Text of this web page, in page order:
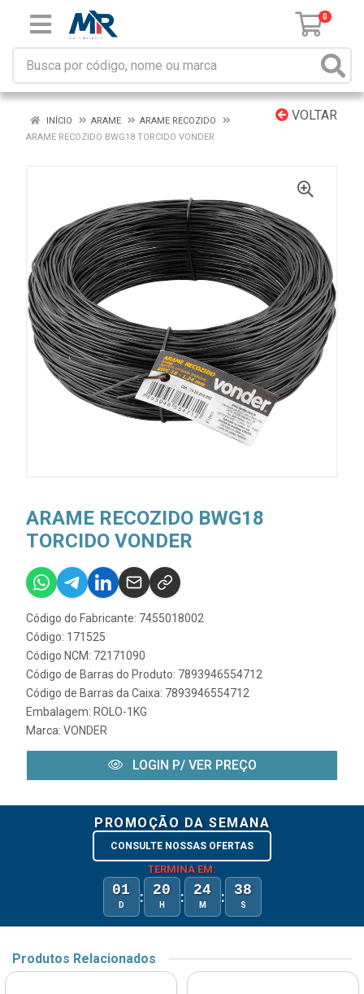
0
VOLTAR
INÍCIO ARAME
ARAME RECOZIDO
ARAME RECOZIDO BWG18 TORCIDO VONDER
ARAME RECOZIDO BWG18
TORCIDO VONDER
Código do Fabricante: 7455018002
Código: 171525
Código NCM: 72171090
Código de Barras do Produto: 7893946554712
Código de Barras da Caixa: 7893946554712
Embalagem: ROLO-1KG
Marca: VONDER
LOGIN P/ VER PREÇO
PROMOÇÃO DA SEMANA
CONSULTE NOSSAS OFERTAS
TERMINA EM:
01
D : 20
H : 24
M : 38
S
Produtos Relacionados